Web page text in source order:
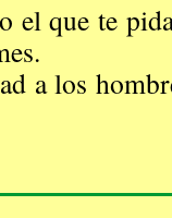
el que te
a los